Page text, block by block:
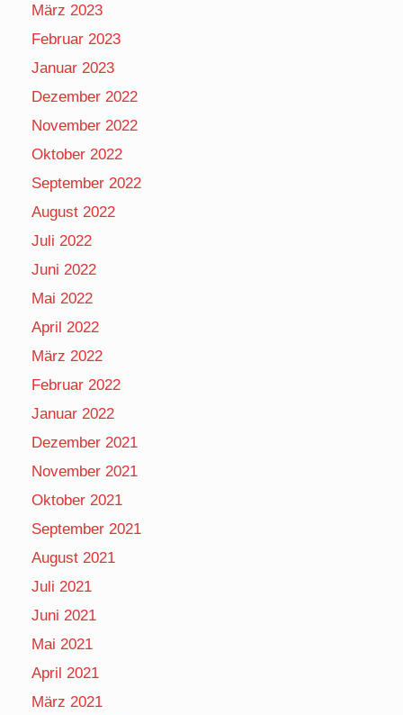
März 2023
Februar 2023
Januar 2023
Dezember 2022
November 2022
Oktober 2022
September 2022
August 2022
Juli 2022
Juni 2022
Mai 2022
April 2022
März 2022
Februar 2022
Januar 2022
Dezember 2021
November 2021
Oktober 2021
September 2021
August 2021
Juli 2021
Juni 2021
Mai 2021
April 2021
März 2021